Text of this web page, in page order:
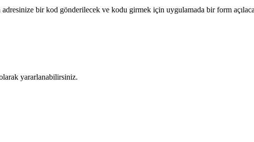
adresinize bir kod gönderilecek ve kodu girmek için uygulamada bir form
yararlanabilirsiniz.